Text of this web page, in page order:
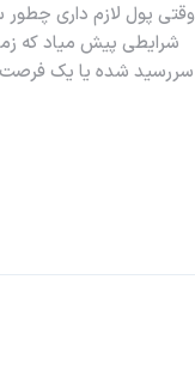
وقتی پول لازم داری
شرایطی پیش میاد که
سررسید شده یا یک فرصت